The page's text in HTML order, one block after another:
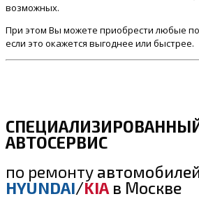
возможных.
При этом Вы можете приобрести любые
если это окажется выгоднее или быстрее.
АВТОСЕРВИС
по ремонту
HYUNDAI/KIA в Москве